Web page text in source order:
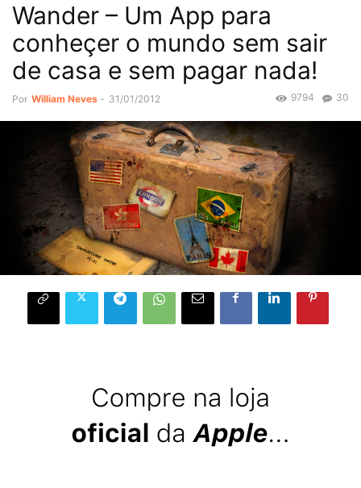
Wander – Um App para
conheçer o mundo sem sair
de casa e sem pagar nada!
Por William Neves - 31/01/2012 30
9794